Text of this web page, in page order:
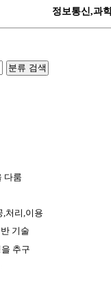
정보통신,과
분류 검색
다룸
,처리,이용
기술
추구